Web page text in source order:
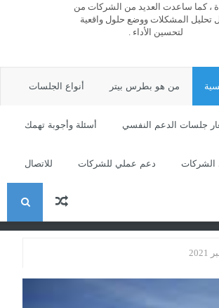
، كما ساعدت العديد من الشركات من
تحليل المشكلات ووضع حلول واقعية
لتحسين الأداء .
من هو بطرس بيتر أنواع الجلسات
جلسات الدعم النفسي أسئلة وأجوبة تهمك
الشركات دعم عملي للشركات للاتصال
ا